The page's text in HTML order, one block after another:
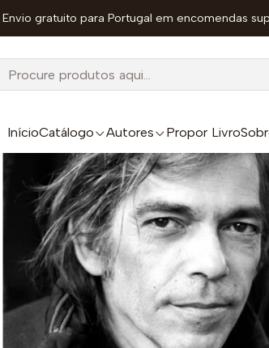
InícioCatálogo Autores Propor Livro
Envio gratuito para Portugal em encomendas